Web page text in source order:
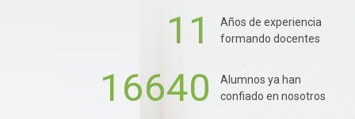
11
Años de experiencia
formando docentes
16640
Alumnos ya han
confiado en nosotros